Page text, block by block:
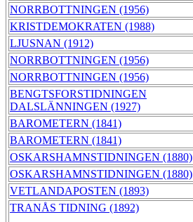
NORRBOTTNINGEN (1956)
KRISTDEMOKRATEN (1988)
LJUSNAN (1912)
NORRBOTTNINGEN (1956)
NORRBOTTNINGEN (1956)
BENGTSFORSTIDNINGEN
DALSLÄNNINGEN (1927)
BAROMETERN (1841)
BAROMETERN (1841)
OSKARSHAMNSTIDNINGEN (1880)
OSKARSHAMNSTIDNINGEN (1880)
VETLANDAPOSTEN (1893)
TRANÅS TIDNING (1892)